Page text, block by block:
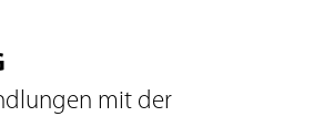
mit der